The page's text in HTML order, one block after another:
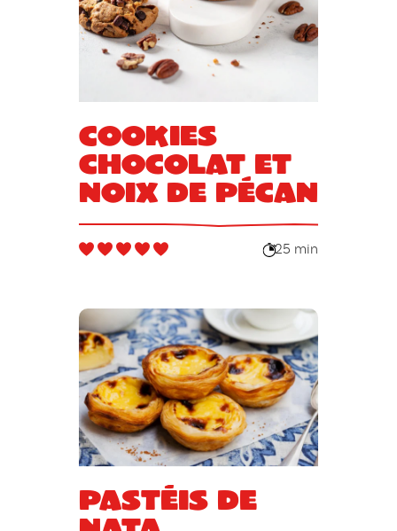
Cookies
chocolat et
noix de pécan
25 min
Pastéis de